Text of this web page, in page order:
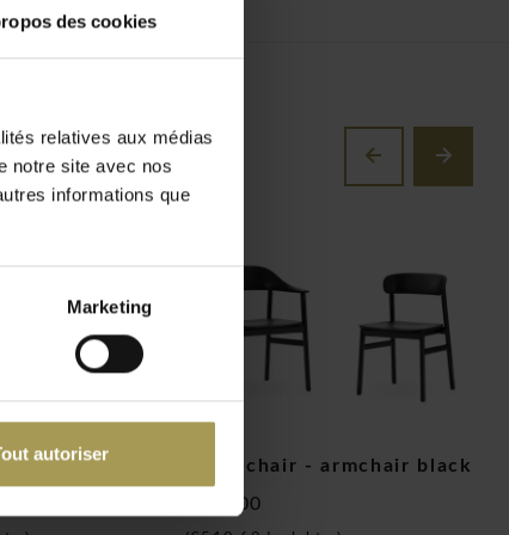
des cookies
relatives aux médias
notre site avec nos
informations que
Marketing
autoriser
Herit chair - armchair black
€422,00